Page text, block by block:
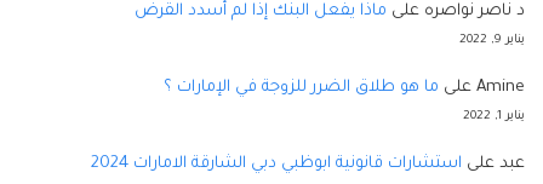
د ناصر نواصره على ماذا يفعل البنك إذا لم أسدد القرض
يناير 9, 2022
Amine على ما هو طلاق الضرر للزوجة في الإمارات ؟
يناير 1, 2022
عبد على استشارات قانونية ابوظبي دبي الشارقة الامارات 2024